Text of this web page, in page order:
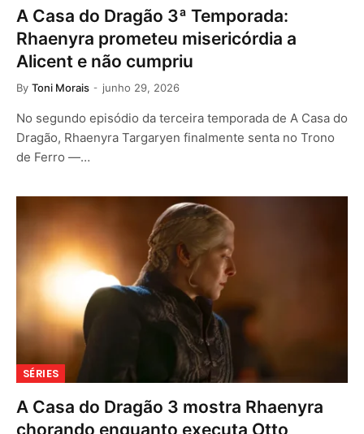
A Casa do Dragão 3ª Temporada:
Rhaenyra prometeu misericórdia a
Alicent e não cumpriu
By Toni Morais junho 29, 2026
No segundo episódio da terceira temporada de A Casa do
Dragão, Rhaenyra Targaryen finalmente senta no Trono
de Ferro —…
SÉRIES
A Casa do Dragão 3 mostra Rhaenyra
chorando enquanto executa Otto